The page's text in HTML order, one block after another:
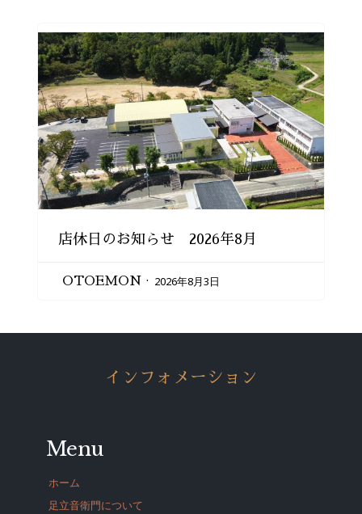
店休日のお知らせ 2026年8月
OTOEMON 2026年8月3日
インフォメーション
Menu
ホーム
足立音衛門について